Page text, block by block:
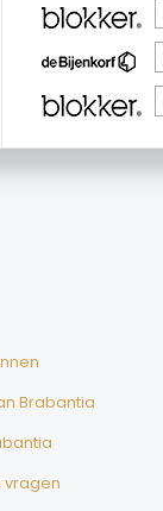
Brabantia
vragen